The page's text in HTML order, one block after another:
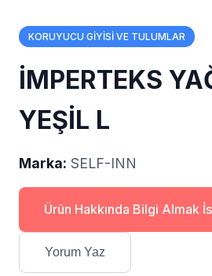
KORUYUCU GİYİSİ VE TULUMLAR
İMPERTEKS
YEŞİL L
Marka: SELF-INN
Ürün Hakkında Bilgi Almak
Yorum Yaz